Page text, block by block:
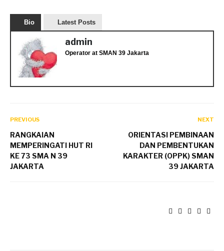
Bio Latest Posts
admin
Operator at SMAN 39 Jakarta
PREVIOUS
RANGKAIAN
MEMPERINGATI HUT RI
KE 73 SMA N 39
JAKARTA
NEXT
ORIENTASI PEMBINAAN
DAN PEMBENTUKAN
KARAKTER (OPPK) SMAN
39 JAKARTA